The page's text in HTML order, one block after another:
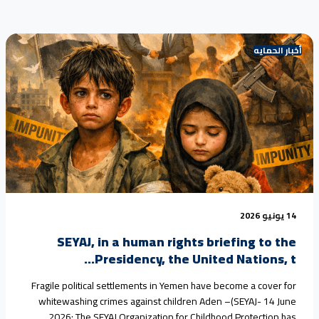
أخبار الحمايه
14 يونيو 2026
SEYAJ, in a human rights briefing to the
Presidency, the United Nations, t...
Fragile political settlements in Yemen have become a cover for
whitewashing crimes against children Aden –(SEYAJ- 14 June